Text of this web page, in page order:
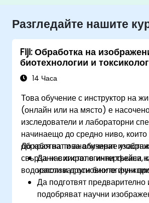
Разгледайте нашите
Fiji: Обработка на
биотехнологии и
14 Часа
Това обучение с инструктор на
(онлайн или на място) е
изследователи и лабораторни
начинаещо до средно ниво,
обработват и анализират
свързани с хистологични тъкани,
водорасли и други биологични
До края на това обучение
Да навигират в интерфейса
използват основните
Да подготвят предварително
подобряват научни